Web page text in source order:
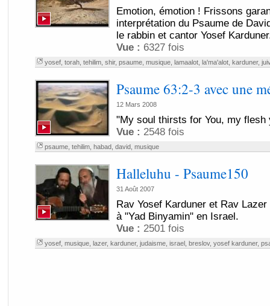
Emotion, émotion ! Frissons
interprétation du Psaume de
le rabbin et cantor Yosef
Vue : 6327 fois
yosef, torah, tehilim, shir, psaume, musique, lamaalot, la'ma'alot, karduner,
Psaume 63:2-3 avec une
12 Mars 2008
"My soul thirsts for You, my flesh
Vue : 2548 fois
psaume, tehilim, habad, david, musique
Halleluhu - Psaume150
31 Août 2007
Rav Yosef Karduner et Rav
à "Yad Binyamin" en Israel.
Vue : 2501 fois
yosef, musique, lazer, karduner, judaisme, israel, breslov, yosef karduner,